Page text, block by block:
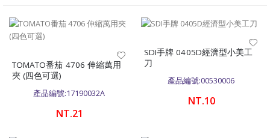
TOMATO番茄 4706 伸縮萬用
夾 (四色可選)
產品編號:17190032A
NT.21
SDI手牌 0405D經濟型小美工
刀
產品編號:00530006
NT.10